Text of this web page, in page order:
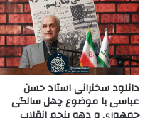
دانلود سخنرانی استاد حسن
عباسی با موضوع چهل سالگی